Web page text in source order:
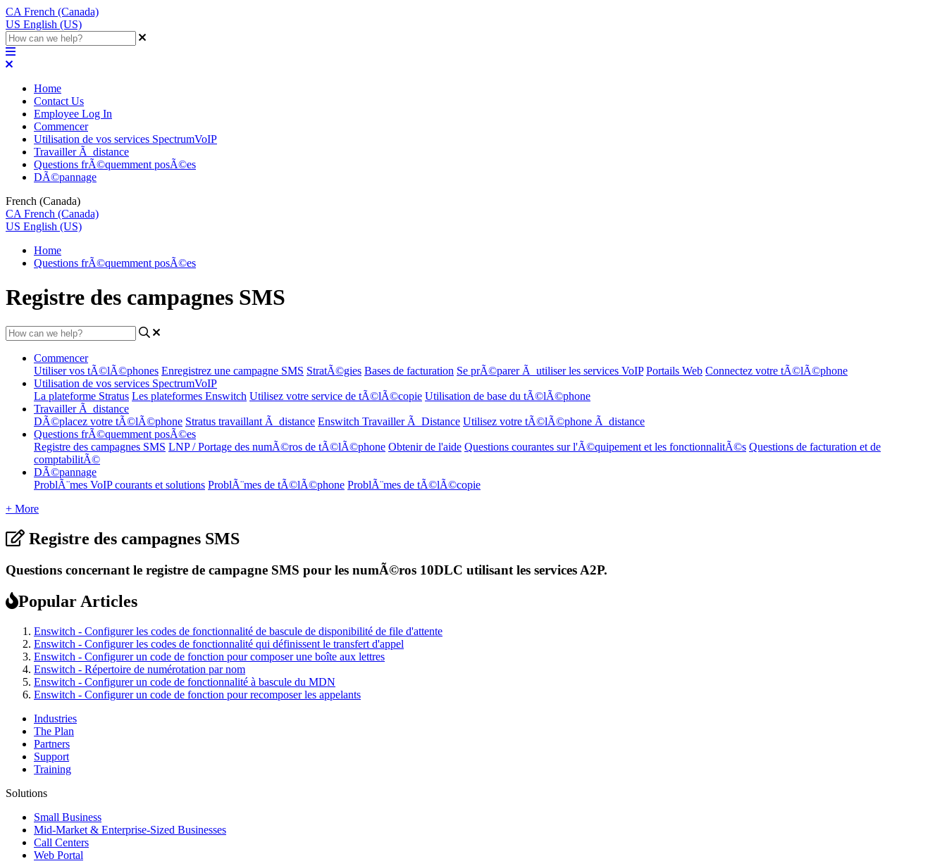
CA French (Canada)
US English (US)
Home
Contact Us
Employee Log In
Commencer
Utilisation de vos services SpectrumVoIP
Travailler Ã distance
Questions frÃ©quemment posÃ©es
DÃ©pannage
French (Canada)
CA French (Canada)
US English (US)
Home
Questions frÃ©quemment posÃ©es
Registre des campagnes SMS
Commencer
Utiliser vos tÃ©lÃ©phones Enregistrez une campagne SMS StratÃ©gies Bases de facturation Se prÃ©parer Ã utiliser les services VoIP Portails Web Connectez votre tÃ©lÃ©phone
Utilisation de vos services SpectrumVoIP
La plateforme Stratus Les plateformes Enswitch Utilisez votre service de tÃ©lÃ©copie Utilisation de base du tÃ©lÃ©phone
Travailler Ã distance
DÃ©placez votre tÃ©lÃ©phone Stratus travaillant Ã distance Enswitch Travailler Ã Distance Utilisez votre tÃ©lÃ©phone Ã distance
Questions frÃ©quemment posÃ©es
Registre des campagnes SMS LNP / Portage des numÃ©ros de tÃ©lÃ©phone Obtenir de l'aide Questions courantes sur l'Ã©quipement et les fonctionnalitÃ©s Questions de facturation et de
comptabilitÃ©
DÃ©pannage
ProblÃ¨mes VoIP courants et solutions ProblÃ¨mes de tÃ©lÃ©phone ProblÃ¨mes de tÃ©lÃ©copie
+ More
Registre des campagnes SMS
Questions concernant le registre de campagne SMS pour les numÃ©ros 10DLC utilisant les services A2P.
Popular Articles
Enswitch - Configurer les codes de fonctionnalité de bascule de disponibilité de file d'attente
Enswitch - Configurer les codes de fonctionnalité qui définissent le transfert d'appel
Enswitch - Configurer un code de fonction pour composer une boîte aux lettres
Enswitch - Répertoire de numérotation par nom
Enswitch - Configurer un code de fonctionnalité à bascule du MDN
Enswitch - Configurer un code de fonction pour recomposer les appelants
Industries
The Plan
Partners
Support
Training
Solutions
Small Business
Mid-Market & Enterprise-Sized Businesses
Call Centers
Web Portal